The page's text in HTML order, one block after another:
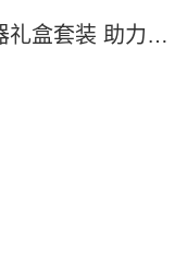
礼盒套装 助力女